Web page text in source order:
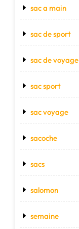
sac a main
sac de sport
sac de voyage
sac sport
sac voyage
sacoche
sacs
salomon
semaine